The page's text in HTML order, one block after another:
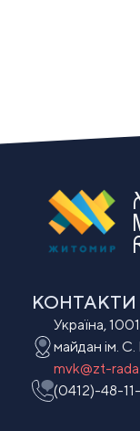
КОНТАКТИ
Україна,
майдан ім.
mvk@zt-
(0412)-48-